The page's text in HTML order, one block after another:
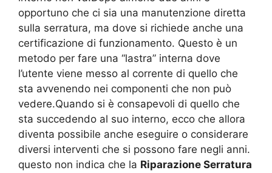
opportuno che ci sia una manutenzione diretta
sulla serratura, ma dove si richiede anche una
certificazione di funzionamento. Questo è un
metodo per fare una “lastra” interna dove
l’utente viene messo al corrente di quello che
sta avvenendo nei componenti che non può
vedere.Quando si è consapevoli di quello che
sta succedendo al suo interno, ecco che allora
diventa possibile anche eseguire o considerare
diversi interventi che si possono fare negli anni.
questo non indica che la Riparazione Serratura